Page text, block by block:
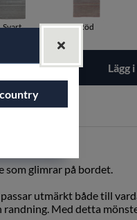
Svart Röd
Lägg
som glimrar på bordet.
utmärkt både till
randning. Med detta